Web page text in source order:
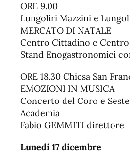
ORE 9.00
Lungoliri Mazzini e
MERCATO DI NATALE
Centro Cittadino e
Stand Enogastronomici
ORE 18.30 Chiesa San
EMOZIONI IN MUSICA
Concerto del Coro e
Academia
Fabio GEMMITI direttore
Lunedi 17 dicembre